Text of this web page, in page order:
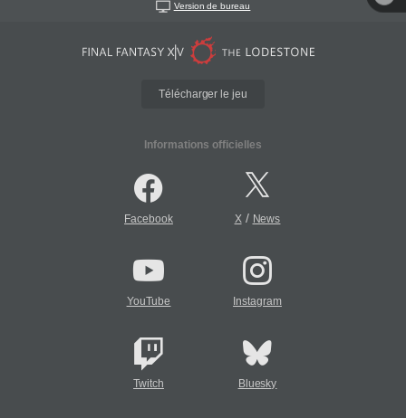
Version de bureau
Télécharger le jeu
Informations officielles
Facebook X/ News
YouTube Instagram
Twitch Bluesky